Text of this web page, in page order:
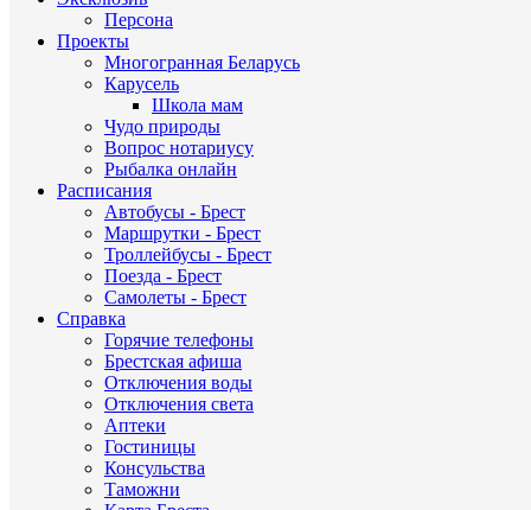
Персона
Проекты
Многогранная Беларусь
Карусель
Школа мам
Чудо природы
Вопрос нотариусу
Рыбалка онлайн
Расписания
Автобусы - Брест
Маршрутки - Брест
Троллейбусы - Брест
Поезда - Брест
Самолеты - Брест
Справка
Горячие телефоны
Брестская афиша
Отключения воды
Отключения света
Аптеки
Гостиницы
Консульства
Таможни